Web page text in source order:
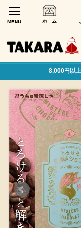
MENU ホーム
8,000円以